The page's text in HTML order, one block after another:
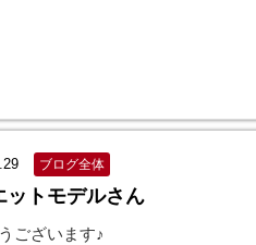
ブログ全体
ットモデルさん
ございます♪